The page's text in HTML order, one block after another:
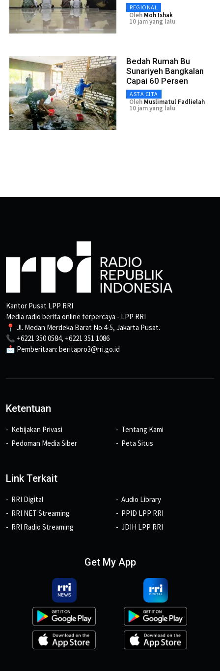
REGIONAL
Oleh Moh Ishak
10 jam yang lalu
Bedah Rumah Bu
Sunariyeh Bangkalan
Capai 60 Persen
ASTA CITA
Oleh Muslimatul Fadlielah
10 jam yang lalu
Kantor Pusat LPP RRI
Media radio berita online terpercaya - LPP RRI
📍 Jl. Medan Merdeka Barat No.4-5, Jakarta Pusat.
📞 +6221 350 0584, +6221 351 1086
📩 Pemberitaan: beritapro3@rri.go.id
Ketentuan
Kebijakan Privasi
Pedoman Media Siber
Tentang Kami
Peta Situs
Link Terkait
RRI Digital
RRI NET Streaming
RRI Radio Streaming
Audio Library
PPID LPP RRI
JDIH LPP RRI
Get My App